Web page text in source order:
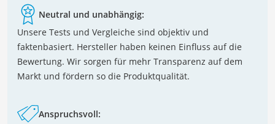
Neutral und unabhängig:
Unsere Tests und Vergleiche sind objektiv und
faktenbasiert. Hersteller haben keinen Einfluss auf die
Bewertung. Wir sorgen für mehr Transparenz auf dem
Markt und fördern so die Produktqualität.
Anspruchsvoll: